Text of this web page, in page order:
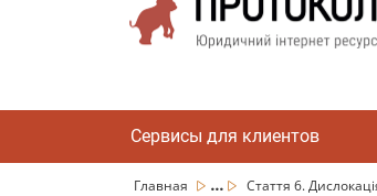
Сервисы для клиентов
Главная ... Стаття 6.